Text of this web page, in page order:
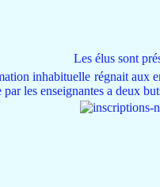
Les élus sont
inhabituelle régnait aux
les enseignantes a deux